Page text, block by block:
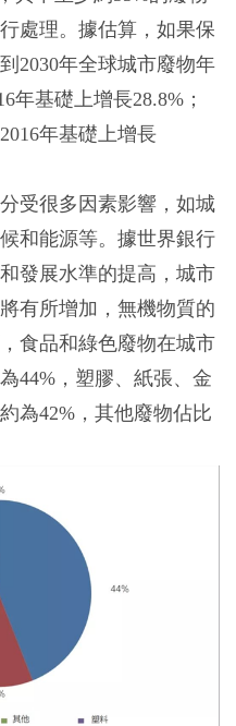
處理。據估算，如果保
2030年全球城市廢物年
年基礎上增長28.8%；
年基礎上增長
很多因素影響，如城
和能源等。據世界銀行
發展水準的提高，城市
有所增加，無機物質的
食品和綠色廢物在城市
44%，塑膠、紙張、金
為42%，其他廢物佔比